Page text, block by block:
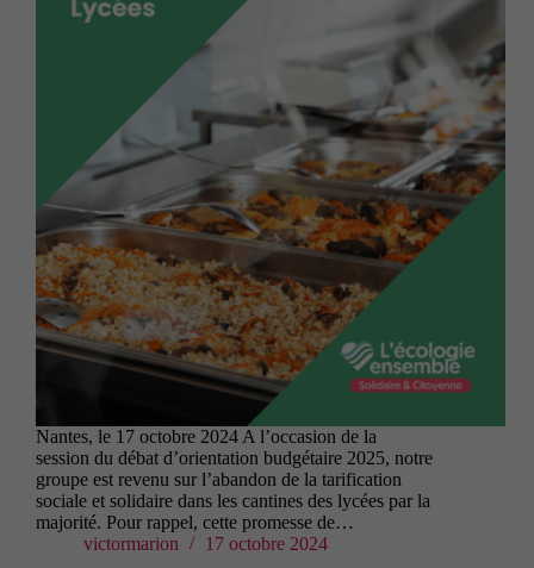
Nantes, le 17 octobre 2024 A l’occasion de la
session du débat d’orientation budgétaire 2025, notre
groupe est revenu sur l’abandon de la tarification
sociale et solidaire dans les cantines des lycées par la
majorité. Pour rappel, cette promesse de…
victormarion
17 octobre 2024